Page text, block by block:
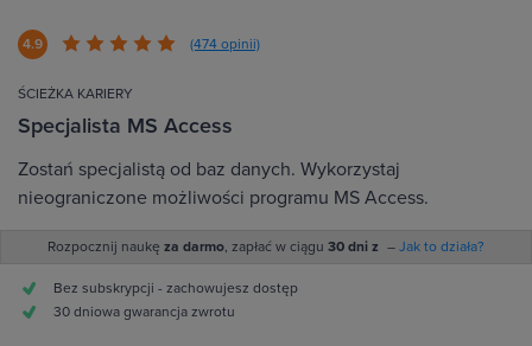
4.9 (474 opinii)
ŚCIEŻKA KARIERY
Specjalista MS Access
Zostań specjalistą od baz danych. Wykorzystaj
nieograniczone możliwości programu MS Access.
Rozpocznij naukę za darmo, zapłać w ciągu 30 dni z – Jak to działa?
30 dniowa gwarancja zwrotu
Bez subskrypcji - zachowujesz dostęp